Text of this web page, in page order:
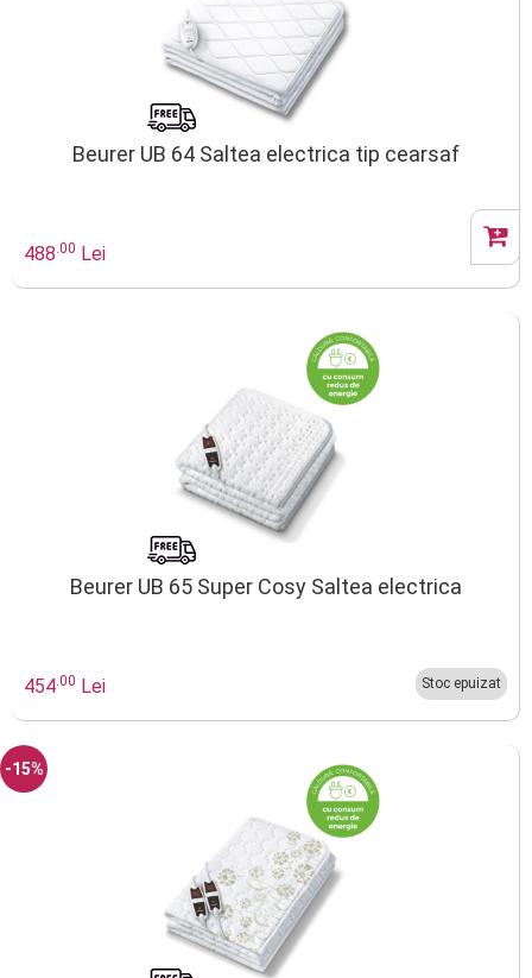
Beurer UB 64 Saltea electrica tip cearsaf
488.00 Lei
Beurer UB 65 Super Cosy Saltea electrica
454.00 Lei Stoc epuizat
-15%